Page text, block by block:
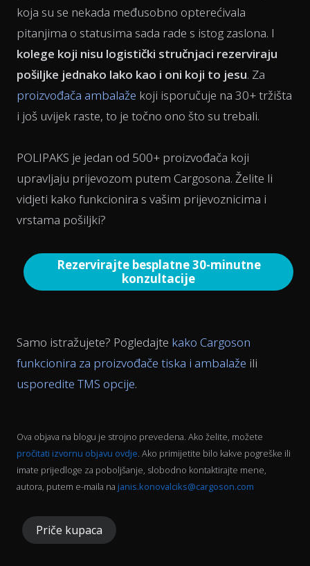
koja su se nekada međusobno opterećivala
pitanjima o statusima sada rade s istog zaslona. I
kolege koji nisu logistički stručnjaci rezerviraju
pošiljke jednako lako kao i oni koji to jesu. Za
proizvođača ambalaže koji isporučuje na 30+ tržišta
i još uvijek raste, to je točno ono što su trebali.
POLIPAKS je jedan od 500+ proizvođača koji
upravljaju prijevozom putem Cargosona. Želite li
vidjeti kako funkcionira s vašim prijevoznicima i
vrstama pošiljki?
Rezervirajte besplatne 30-minutne
konzultacije
Samo istražujete? Pogledajte kako Cargoson
funkcionira za proizvođače tiska i ambalaže ili
usporedite TMS opcije.
Ova objava na blogu je strojno prevedena. Ako želite, možete
pročitati izvornu objavu ovdje. Ako primijetite bilo kakve pogreške ili
imate prijedloge za poboljšanje, slobodno kontaktirajte mene,
autora, putem e-maila na janis.konovalciks@cargoson.com
Priče kupaca